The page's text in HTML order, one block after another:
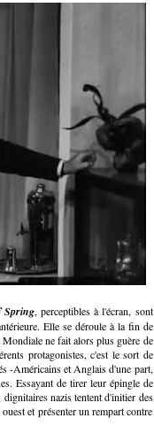
Spring, perceptibles à l'écran, sont
Elle se déroule à la fin de
ne fait alors plus guère de
protagonistes, c'est le sort de
-Américains et Anglais d'une part,
Essayant de tirer leur épingle de
nazis tentent d'initier des
et présenter un rempart contre